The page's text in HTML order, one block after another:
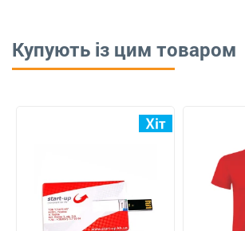
Купують із цим товаром